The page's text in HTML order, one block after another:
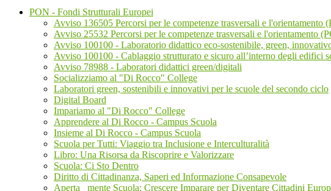
PON - Fondi Strutturali Europei
Avviso 136505 Percorsi per le competenze trasversali e l'orientamento
Avviso 25532 Percorsi per le competenze trasversali e l'orientamento
Avviso 100100 - Laboratorio didattico eco-sostenibile, green,
Avviso 100100 - Cablaggio strutturato e sicuro all’interno degli edifici
Avviso 78988 - Laboratori didattici green/digitali
Socializziamo al "Di Rocco" College
Laboratori green, sostenibili e innovativi per le scuole del secondo ciclo
Digital Board
Impariamo al "Di Rocco" College
Apprendere al Di Rocco - Campus Scuola
Insieme al Di Rocco - Campus Scuola
Scuola per Tutti: Viaggio tra Inclusione e Interculturalità
Libro: Una Risorsa da Riscoprire e Valorizzare
Scuola: Ci Sto Dentro
Diritto di Cittadinanza, Saperi ed Informazione Consapevole
Aperta _mente Scuola: Crescere Imparare per Diventare Cittadini